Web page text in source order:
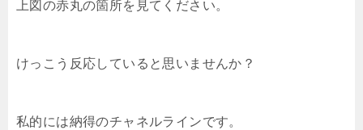
上図の赤丸の箇所を見てください。
けっこう反応していると思いませんか？
私的には納得のチャネルラインです。